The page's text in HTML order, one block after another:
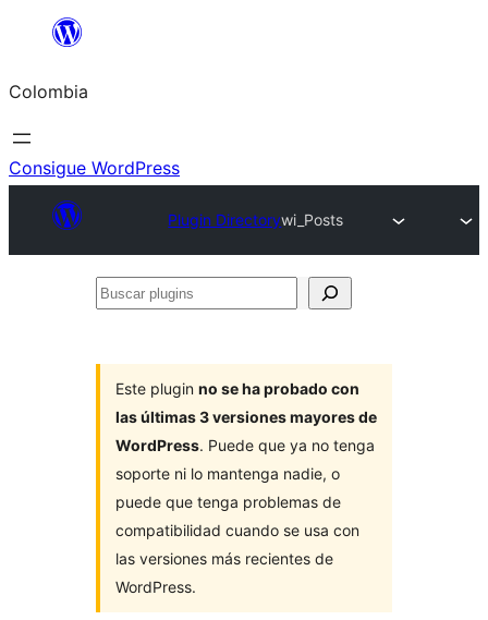
Saltar
contenido
Colombia
Consigue WordPress
Plugin Directorywi_Posts
Buscar
Este plugin no se ha probado con
las últimas 3 versiones mayores de
WordPress. Puede que ya no tenga
soporte ni lo mantenga nadie, o
puede que tenga problemas de
compatibilidad cuando se usa con
las versiones más recientes de
WordPress.